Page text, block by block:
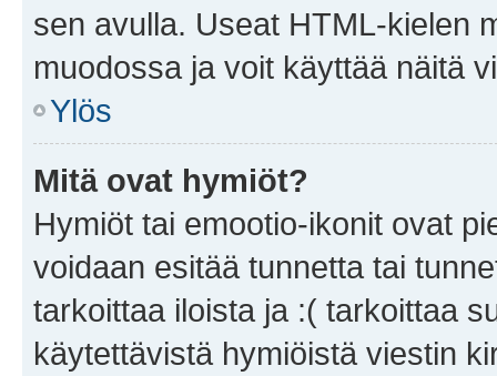
sen avulla. Useat HTML-kielen
muodossa ja voit käyttää näitä
Ylös
Mitä ovat hymiöt?
Hymiöt tai emootio-ikonit ovat
voidaan esitää tunnetta tai
tarkoittaa iloista ja :( tarkoittaa
käytettävistä hymiöistä viestin